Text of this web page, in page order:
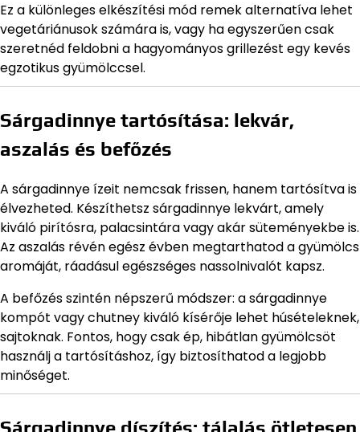
Ez a különleges elkészítési mód remek alternatíva lehet
vegetáriánusok számára is, vagy ha egyszerűen csak
szeretnéd feldobni a hagyományos grillezést egy kevés
egzotikus gyümölccsel.
Sárgadinnye tartósítása: lekvár,
aszalás és befőzés
A sárgadinnye ízeit nemcsak frissen, hanem tartósítva is
élvezheted. Készíthetsz sárgadinnye lekvárt, amely
kiváló pirítósra, palacsintára vagy akár süteményekbe is.
Az aszalás révén egész évben megtarthatod a gyümölcs
aromáját, ráadásul egészséges nassolnivalót kapsz.
A befőzés szintén népszerű módszer: a sárgadinnye
kompót vagy chutney kiváló kísérője lehet húsételeknek,
sajtoknak. Fontos, hogy csak ép, hibátlan gyümölcsöt
használj a tartósításhoz, így biztosíthatod a legjobb
minőséget.